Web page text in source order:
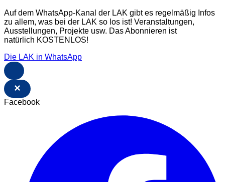
Auf dem WhatsApp-Kanal der LAK gibt es regelmäßig Infos
zu allem, was bei der LAK so los ist! Veranstaltungen,
Ausstellungen, Projekte usw. Das Abonnieren ist
natürlich KOSTENLOS!
Die LAK in WhatsApp
×
Facebook